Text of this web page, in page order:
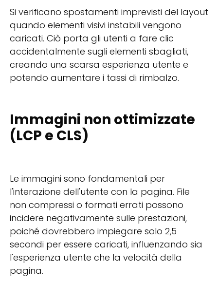
Si verificano spostamenti imprevisti del layout
quando elementi visivi instabili vengono
caricati. Ciò porta gli utenti a fare clic
accidentalmente sugli elementi sbagliati,
creando una scarsa esperienza utente e
potendo aumentare i tassi di rimbalzo.
Immagini non ottimizzate
(LCP e CLS)
Le immagini sono fondamentali per
l'interazione dell'utente con la pagina. File
non compressi o formati errati possono
incidere negativamente sulle prestazioni,
poiché dovrebbero impiegare solo 2,5
secondi per essere caricati, influenzando sia
l'esperienza utente che la velocità della
pagina.